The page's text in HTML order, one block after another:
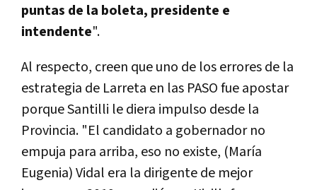
puntas de la boleta, presidente e
intendente".
Al respecto, creen que uno de los errores de la
estrategia de Larreta en las PASO fue apostar
porque Santilli le diera impulso desde la
Provincia. "El candidato a gobernador no
empuja para arriba, eso no existe, (María
Eugenia) Vidal era la dirigente de mejor